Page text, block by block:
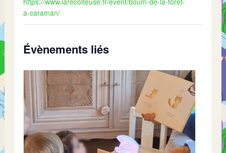
a-caraman/
Évènements liés